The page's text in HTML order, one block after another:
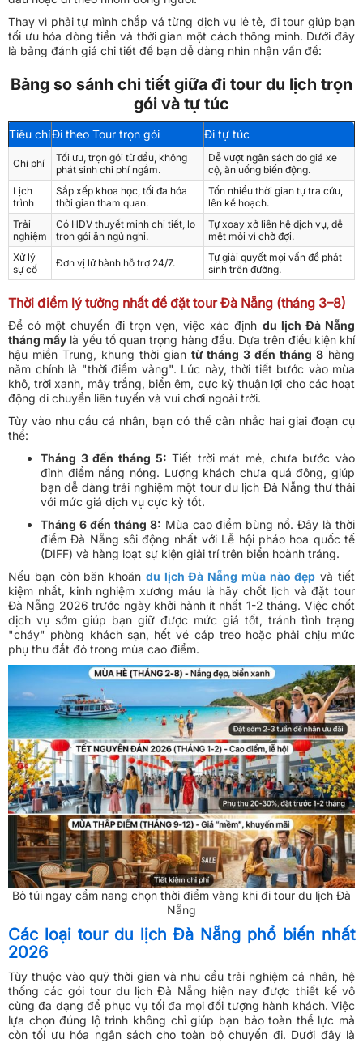
Thay vì phải tự mình chắp vá từng dịch vụ lẻ tẻ, đi tour giúp bạn
tối ưu hóa dòng tiền và thời gian một cách thông minh. Dưới đây
là bảng đánh giá chi tiết để bạn dễ dàng nhìn nhận vấn đề:
Bảng so sánh chi tiết giữa đi tour du lịch trọn
gói và tự túc
Tiêu chíĐi theo Tour trọn gói Đi tự túc
Chi phí
Tối ưu, trọn gói từ đầu, không
phát sinh chi phí ngầm.
Dễ vượt ngân sách do giá xe
cộ, ăn uống biến động.
Lịch
trình
Sắp xếp khoa học, tối đa hóa
thời gian tham quan.
Tốn nhiều thời gian tự tra cứu,
lên kế hoạch.
Trải
nghiệm
Có HDV thuyết minh chi tiết, lo
trọn gói ăn ngủ nghỉ.
Tự xoay xở liên hệ dịch vụ, dễ
mệt mỏi vì chờ đợi.
Xử lý
sự cố
Đơn vị lữ hành hỗ trợ 24/7.
Tự giải quyết mọi vấn đề phát
sinh trên đường.
Thời điểm lý tưởng nhất để đặt tour Đà Nẵng (tháng 3–8)
Để có một chuyến đi trọn vẹn, việc xác định du lịch Đà Nẵng
tháng mấy là yếu tố quan trọng hàng đầu. Dựa trên điều kiện khí
hậu miền Trung, khung thời gian từ tháng 3 đến tháng 8 hàng
năm chính là "thời điểm vàng". Lúc này, thời tiết bước vào mùa
khô, trời xanh, mây trắng, biển êm, cực kỳ thuận lợi cho các hoạt
động di chuyển liên tuyến và vui chơi ngoài trời.
Tùy vào nhu cầu cá nhân, bạn có thể cân nhắc hai giai đoạn cụ
thể:
Tháng 3 đến tháng 5: Tiết trời mát mẻ, chưa bước vào
đỉnh điểm nắng nóng. Lượng khách chưa quá đông, giúp
bạn dễ dàng trải nghiệm một tour du lịch Đà Nẵng thư thái
với mức giá dịch vụ cực kỳ tốt.
Tháng 6 đến tháng 8: Mùa cao điểm bùng nổ. Đây là thời
điểm Đà Nẵng sôi động nhất với Lễ hội pháo hoa quốc tế
(DIFF) và hàng loạt sự kiện giải trí trên biển hoành tráng.
Nếu bạn còn băn khoăn du lịch Đà Nẵng mùa nào đẹp và tiết
kiệm nhất, kinh nghiệm xương máu là hãy chốt lịch và đặt tour
Đà Nẵng 2026 trước ngày khởi hành ít nhất 1-2 tháng. Việc chốt
dịch vụ sớm giúp bạn giữ được mức giá tốt, tránh tình trạng
"cháy" phòng khách sạn, hết vé cáp treo hoặc phải chịu mức
phụ thu đắt đỏ trong mùa cao điểm.
Bỏ túi ngay cẩm nang chọn thời điểm vàng khi đi tour du lịch Đà
Nẵng
Các loại tour du lịch Đà Nẵng phổ biến nhất
2026
Tùy thuộc vào quỹ thời gian và nhu cầu trải nghiệm cá nhân, hệ
thống các gói tour du lịch Đà Nẵng hiện nay được thiết kế vô
cùng đa dạng để phục vụ tối đa mọi đối tượng hành khách. Việc
lựa chọn đúng lộ trình không chỉ giúp bạn bảo toàn thể lực mà
còn tối ưu hóa ngân sách cho toàn bộ chuyến đi. Dưới đây là